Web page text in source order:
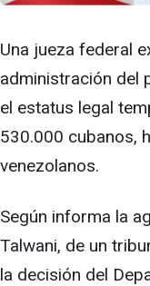
Una jueza federal
administración del
el estatus legal
530.000 cubanos,
venezolanos.
Según informa la
Talwani, de un
la decisión del